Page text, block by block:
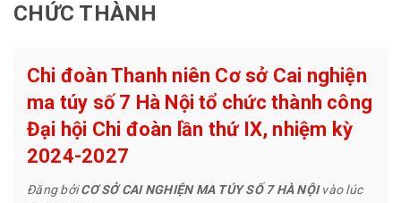
CHỨC THÀNH
Chi đoàn Thanh niên Cơ sở Cai nghiện
ma túy số 7 Hà Nội tổ chức thành công
Đại hội Chi đoàn lần thứ IX, nhiệm kỳ
2024-2027
Đăng bởiCƠ SỞ CAI NGHIỆN MA TÚY SỐ 7 HÀ NỘIvào lúc